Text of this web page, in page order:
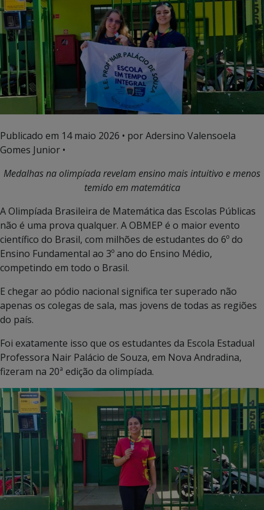
Publicado em 14 maio 2026 • por Adersino Valensoela
Gomes Junior •
Medalhas na olimpíada revelam ensino mais intuitivo e menos
temido em matemática
A Olimpíada Brasileira de Matemática das Escolas Públicas
não é uma prova qualquer. A OBMEP é o maior evento
científico do Brasil, com milhões de estudantes do 6º do
Ensino Fundamental ao 3º ano do Ensino Médio,
competindo em todo o Brasil.
E chegar ao pódio nacional significa ter superado não
apenas os colegas de sala, mas jovens de todas as regiões
do país.
Foi exatamente isso que os estudantes da Escola Estadual
Professora Nair Palácio de Souza, em Nova Andradina,
fizeram na 20ª edição da olimpíada.